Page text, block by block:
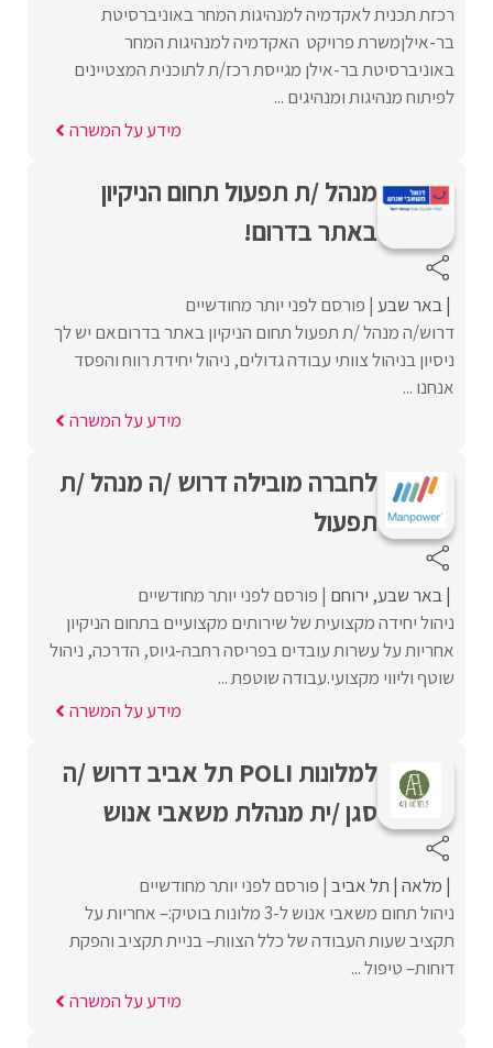
רכזת תכנית לאקדמיה למנהיגות המחר באוניברסיטת
בר-אילןמשרת פרויקט האקדמיה למנהיגות המחר
באוניברסיטת בר-אילן מגייסת רכז/ת לתוכנית המצטיינים
לפיתוח מנהיגות ומנהיגים ...
מידע על המשרה
מנהל /ת תפעול תחום הניקיון
באתר בדרום!
באר שבע פורסם לפני יותר מחודשיים
דרוש/ה מנהל /ת תפעול תחום הניקיון באתר בדרוםאם יש לך
ניסיון בניהול צוותי עבודה גדולים, ניהול יחידת רווח והפסד
אנחנו ...
מידע על המשרה
לחברה מובילה דרוש /ה מנהל /ת
תפעול
באר שבע ירוחם פורסם לפני יותר מחודשיים
ניהול יחידה מקצועית של שירותים מקצועיים בתחום הניקיון
אחריות על עשרות עובדים בפריסה רחבה-גיוס, הדרכה, ניהול
שוטף וליווי מקצועי.עבודה שוטפת ...
מידע על המשרה
למלונות POLI תל אביב דרוש /ה
סגן /ית מנהלת משאבי אנוש
מלאה תל אביב פורסם לפני יותר מחודשיים
ניהול תחום משאבי אנוש ל-3 מלונות בוטיק:– אחריות על
תקציב שעות העבודה של כלל הצוות– בניית תקציב והפקת
דוחות– טיפול ...
מידע על המשרה